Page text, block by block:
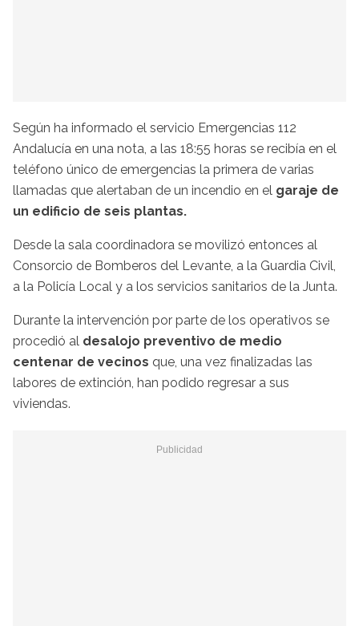
Según ha informado el servicio Emergencias 112
Andalucía en una nota, a las 18:55 horas se recibía en el
teléfono único de emergencias la primera de varias
llamadas que alertaban de un incendio en el garaje de
un edificio de seis plantas.
Desde la sala coordinadora se movilizó entonces al
Consorcio de Bomberos del Levante, a la Guardia Civil,
a la Policía Local y a los servicios sanitarios de la Junta.
Durante la intervención por parte de los operativos se
procedió al desalojo preventivo de medio
centenar de vecinos que, una vez finalizadas las
labores de extinción, han podido regresar a sus
viviendas.